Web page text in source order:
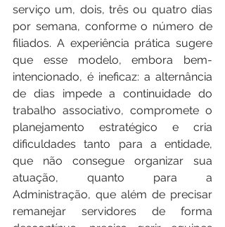
serviço um, dois, três ou quatro dias
por semana, conforme o número de
filiados. A experiência prática sugere
que esse modelo, embora bem-
intencionado, é ineficaz: a alternância
de dias impede a continuidade do
trabalho associativo, compromete o
planejamento estratégico e cria
dificuldades tanto para a entidade,
que não consegue organizar sua
atuação, quanto para a
Administração, que além de precisar
remanejar servidores de forma